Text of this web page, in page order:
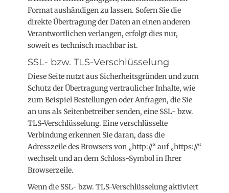
Format aushändigen zu lassen. Sofern Sie die
direkte Übertragung der Daten an einen anderen
Verantwortlichen verlangen, erfolgt dies nur,
soweit es technisch machbar ist.
SSL- bzw. TLS-Verschlüsselung
Diese Seite nutzt aus Sicherheitsgründen und zum
Schutz der Übertragung vertraulicher Inhalte, wie
zum Beispiel Bestellungen oder Anfragen, die Sie
an uns als Seitenbetreiber senden, eine SSL- bzw.
TLS-Verschlüsselung. Eine verschlüsselte
Verbindung erkennen Sie daran, dass die
Adresszeile des Browsers von „http://“ auf „https://“
wechselt und an dem Schloss-Symbol in Ihrer
Browserzeile.
Wenn die SSL- bzw. TLS-Verschlüsselung aktiviert